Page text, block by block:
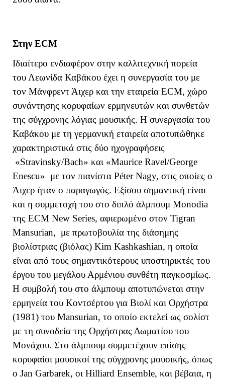
ΣτηνECM
Ιδιαίτερο ενδιαφέρον στην καλλιτεχνική πορεία
του Λεωνίδα Καβάκου έχει η συνεργασία του με
τον Μάνφρεντ Άιχερ και την εταιρεία ECM, χώρο
συνάντησης κορυφαίων ερμηνευτών και συνθετών
της σύγχρονης λόγιας μουσικής. Η συνεργασία του
Καβάκου με τη γερμανική εταιρεία αποτυπώθηκε
χαρακτηριστικά στις δύο ηχογραφήσεις
«Stravinsky/Bach» και «Maurice Ravel/George
Enescu» με τον πιανίστα Péter Nagy, στις οποίες ο
Άιχερ ήταν ο παραγωγός. Εξίσου σημαντική είναι
και η συμμετοχή του στο διπλό άλμπουμ Monodia
της ECM New Series, αφιερωμένο στον Tigran
Mansurian, με πρωτοβουλία της διάσημης
βιολίστριας (βιόλας) Kim Kashkashian, η οποία
είναι από τους σημαντικότερους υποστηρικτές του
έργου του μεγάλου Αρμένιου συνθέτη παγκοσμίως.
Η συμβολή του στο άλμπουμ αποτυπώνεται στην
ερμηνεία του Κοντσέρτου για Βιολί και Ορχήστρα
(1981) του Mansurian, το οποίο εκτελεί ως σολίστ
με τη συνοδεία της Ορχήστρας Δωματίου του
Μονάχου. Στο άλμπουμ συμμετέχουν επίσης
κορυφαίοι μουσικοί της σύγχρονης μουσικής, όπως
ο Jan Garbarek, οι Hilliard Ensemble, και βέβαια, η